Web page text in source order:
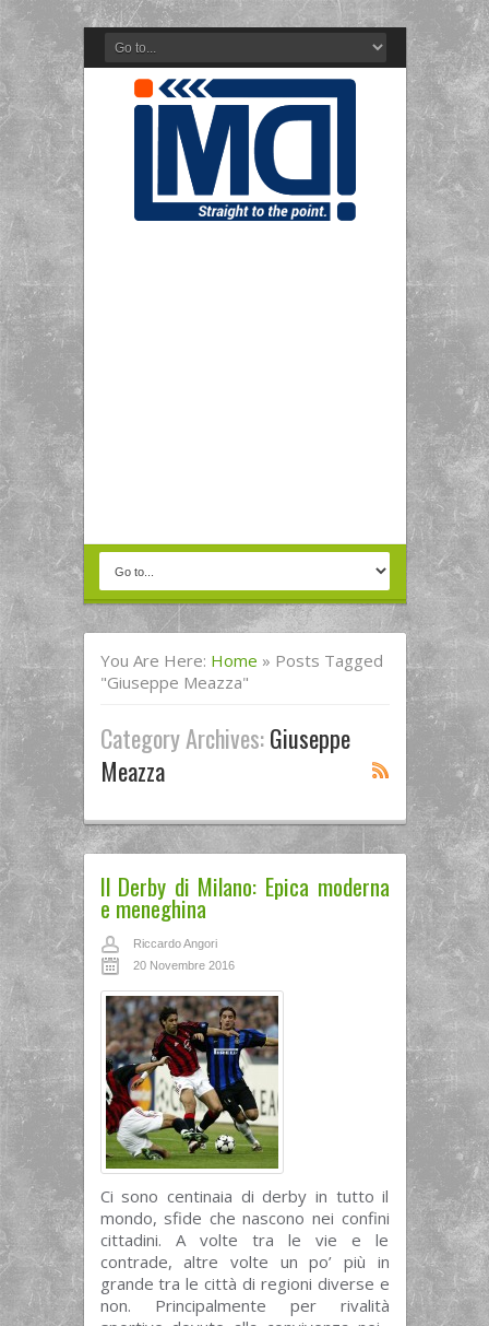
You Are Here: Home » Posts Tagged
"Giuseppe Meazza"
Category Archives:Giuseppe
Meazza
Il Derby di Milano: Epica moderna
e meneghina
Riccardo Angori
20 Novembre 2016
Ci sono centinaia di derby in tutto il
mondo, sfide che nascono nei confini
cittadini. A volte tra le vie e le
contrade, altre volte un po’ più in
grande tra le città di regioni diverse e
non. Principalmente per rivalità